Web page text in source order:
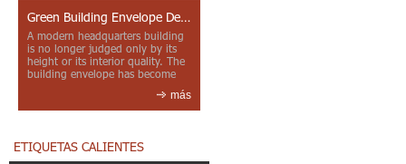
Green Building Envelope Design: Clay Sunscreen Fins for Modern Headquarters Architecture
A modern headquarters building
is no longer judged only by its
height or its interior quality. The
building envelope has become
más
ETIQUETAS CALIENTES